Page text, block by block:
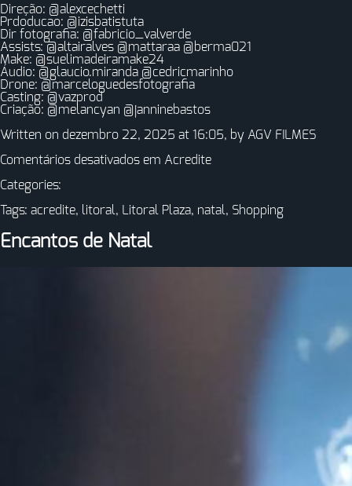
Direção: @alexcechetti
Prdoducao: @izisbatistuta
Dir fotografia: @fabricio_valverde
Assists: @altairalves @mattaraa @berma021
Make: @suelimadeiramake24
Áudio: @glaucio.miranda @cedricmarinho
Drone: @marceloguedesfotografia
Casting: @vazprod
Criação: @melancyan @janninebastos
Written on dezembro 22, 2025 at 16:05, by AGV FILMES
Comentários desativados em Acredite
Categories:
Tags: acredite, litoral, Litoral Plaza, natal, Shopping
Encantos de Natal